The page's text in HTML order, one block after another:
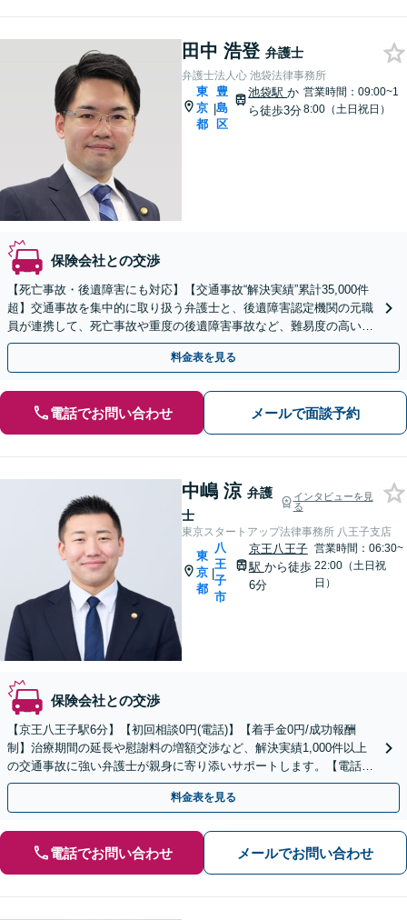
田中 浩登 弁護士
弁護士法人心 池袋法律事務所
東
京
都
|
豊
島
区
池袋駅か
ら徒歩3分
営業時間：09:00~1
8:00（土日祝日）
保険会社との交渉
【死亡事故・後遺障害にも対応】【交通事故“解決実績”累計35,000件
超】交通事故を集中的に取り扱う弁護士と、後遺障害認定機関の元職
員が連携して、死亡事故や重度の後遺障害事故など、難易度の高い事
案についても対応させていただきます。
料金表を見る
電話でお問い合わせ メールで面談予約
中嶋 涼 弁護
士
インタビューを見
る
東京スタートアップ法律事務所 八王子支店
東
京
都
|
八
王
子
市
京王八王子
駅 から徒歩
6分
営業時間：06:30~
22:00（土日祝
日）
保険会社との交渉
【京王八王子駅6分】【初回相談0円(電話)】【着手金0円/成功報酬
制】治療期間の延長や慰謝料の増額交渉など、解決実績1,000件以上
の交通事故に強い弁護士が親身に寄り添いサポートします。【電話相
談でご契約まで対応可/来所不要】
料金表を見る
電話でお問い合わせ メールでお問い合わせ